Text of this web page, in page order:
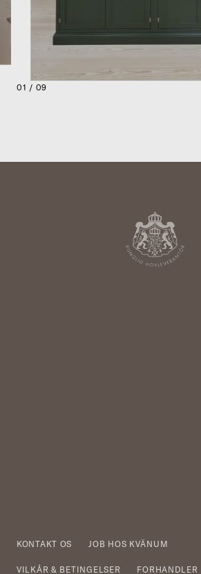
01 / 09
KONTAKT OS JOB HOS KVÄNUM
VILKÅR & BETINGELSER FORHANDLER